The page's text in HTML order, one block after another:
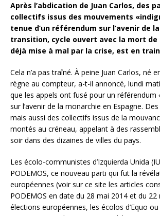
Après l’abdication de Juan Carlos, des
collectifs issus des mouvements
tenue d’un référendum sur l’avenir de
transition, cycle ouvert avec la mort de
déjà mise à mal par la crise, est en
Cela n’a pas traîné. À peine Juan Carlos, né
règne au compteur, a-t-il annoncé, lundi
que les appels ont fusé pour un référendum
sur l’avenir de la monarchie en Espagne.
mais aussi des collectifs issus de la
montés au créneau, appelant à des
soir dans des dizaines de villes du pays.
Les écolo-communistes d’Izquierda Unida
PODEMOS, ce nouveau parti qui fut la
européennes (voir sur ce site les articles
PODEMOS en date du 28 mai 2014 et du 22
élections européennes, les écolos d’Equo